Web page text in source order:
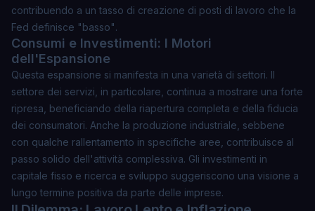
contribuendo a un tasso di creazione di posti di lavoro che la
Fed definisce "basso".
Consumi e Investimenti: I Motori
dell'Espansione
Questa espansione si manifesta in una varietà di settori. Il
settore dei servizi, in particolare, continua a mostrare una forte
ripresa, beneficiando della riapertura completa e della fiducia
dei consumatori. Anche la produzione industriale, sebbene
con qualche rallentamento in specifiche aree, contribuisce al
passo solido dell'attività complessiva. Gli investimenti in
capitale fisso e ricerca e sviluppo suggeriscono una visione a
lungo termine positiva da parte delle imprese.